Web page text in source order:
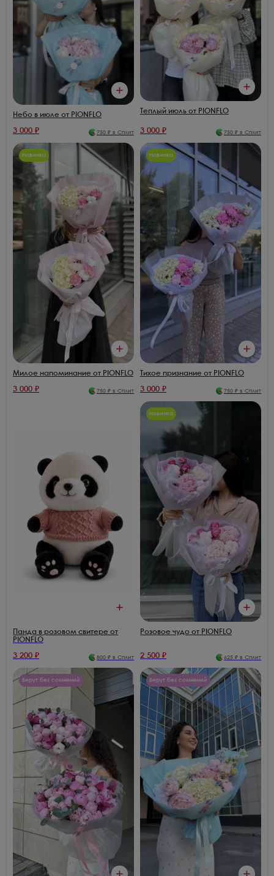
Небо в июле от PIONFLO
3 000 ₽ 750 ₽ в Сплит
Теплый июль от PIONFLO
3 000 ₽ 750 ₽ в Сплит
Новинка
Милое напоминание от PIONFLO
3 000 ₽ 750 ₽ в Сплит
Новинка
Тихое признание от PIONFLO
3 000 ₽ 750 ₽ в Сплит
Панда в розовом свитере от
PIONFLO
3 200 ₽ 800 ₽ в Сплит
Новинка
Розовое чудо от PIONFLO
2 500 ₽ 625 ₽ в Сплит
Берут без сомнений Берут без сомнений